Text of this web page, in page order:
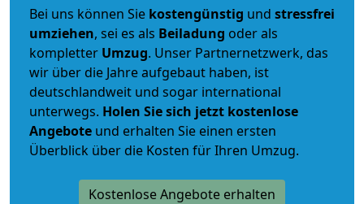
Bei uns können Sie kostengünstig und stressfrei
umziehen, sei es als Beiladung oder als
kompletter Umzug. Unser Partnernetzwerk, das
wir über die Jahre aufgebaut haben, ist
deutschlandweit und sogar international
unterwegs. Holen Sie sich jetzt kostenlose
Angebote und erhalten Sie einen ersten
Überblick über die Kosten für Ihren Umzug.
Kostenlose Angebote erhalten